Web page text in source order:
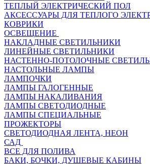
ТЕПЛЫЙ ЭЛЕКТРИЧЕСКИЙ ПОЛ
АКСЕССУАРЫ ДЛЯ ТЕПЛОГО
КОВРИКИ
ОСВЕЩЕНИЕ
НАКЛАДНЫЕ СВЕТИЛЬНИКИ
ЛИНЕЙНЫЕ СВЕТИЛЬНИКИ
НАСТЕННО-ПОТОЛОЧНЫЕ
НАСТОЛЬНЫЕ ЛАМПЫ
ЛАМПОЧКИ
ЛАМПЫ ГАЛОГЕННЫЕ
ЛАМПЫ НАКАЛИВАНИЯ
ЛАМПЫ СВЕТОДИОДНЫЕ
ЛАМПЫ СПЕЦИАЛЬНЫЕ
ПРОЖЕКТОРЫ
СВЕТОДИОДНАЯ ЛЕНТА, НЕОН
САД
ВСЕ ДЛЯ ПОЛИВА
БАКИ, БОЧКИ, ДУШЕВЫЕ КАБИНЫ